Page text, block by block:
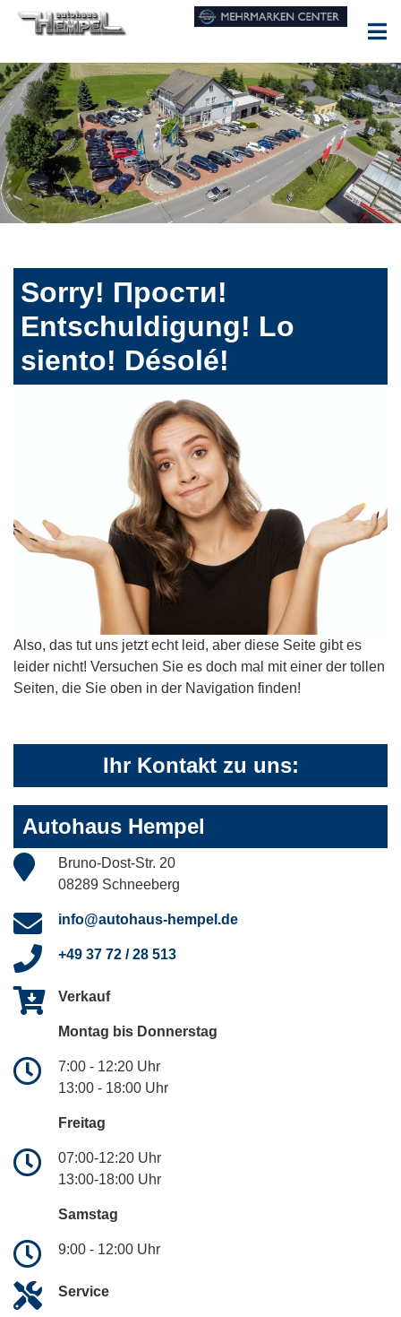
Sorry! Прости!
Entschuldigung! Lo
siento! Désolé!
Also, das tut uns jetzt echt leid, aber diese Seite gibt es
leider nicht! Versuchen Sie es doch mal mit einer der tollen
Seiten, die Sie oben in der Navigation finden!
Ihr Kontakt zu uns:
Autohaus Hempel
Bruno-Dost-Str. 20
08289 Schneeberg
info@autohaus-hempel.de
+49 37 72 / 28 513
Verkauf
Montag bis Donnerstag
7:00 - 12:20 Uhr
13:00 - 18:00 Uhr
Freitag
07:00-12:20 Uhr
13:00-18:00 Uhr
Samstag
9:00 - 12:00 Uhr
Service